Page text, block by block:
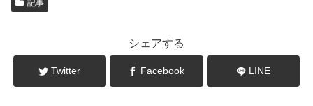
記事
シェアする
Twitter Facebook LINE